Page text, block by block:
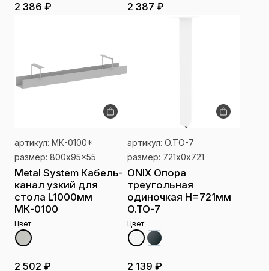
2 386 ₽ 2 387 ₽
артикул: МК-0100*
размер: 800x95x55
Metal System Кабель-
канал узкий для
стола L1000мм
МК-0100
Цвет
2 502 ₽
артикул: O.TO-7
размер: 721x0x721
ONIX Опора
треугольная
одиночкая H=721мм
O.TO-7
Цвет
2 139 ₽